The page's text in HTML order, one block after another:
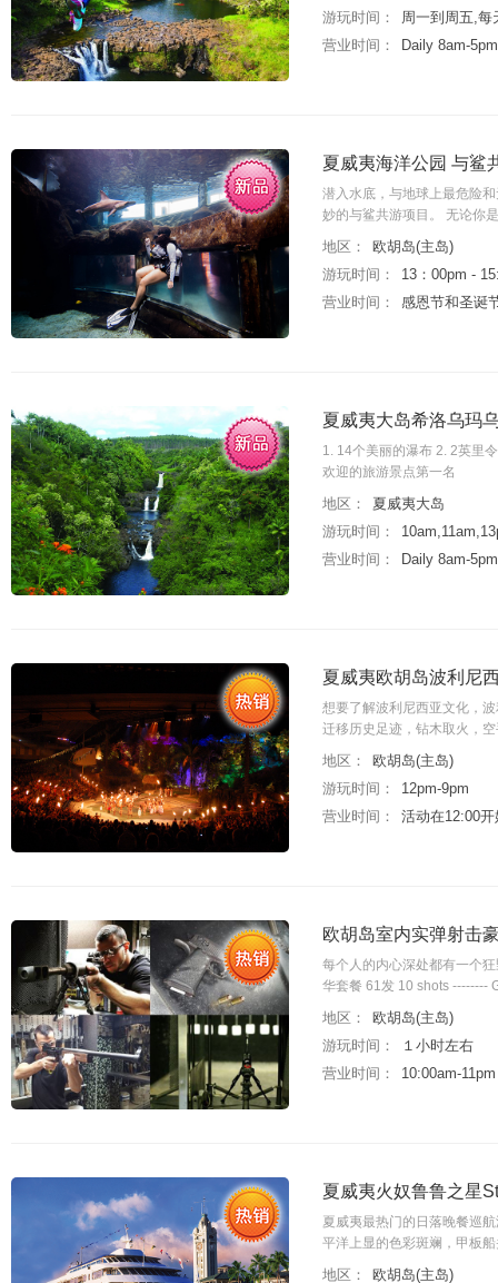
游玩时间：
周一到周五,每
营业时间：
Daily 8am-5pm
夏威夷海洋公园 与鲨
潜入水底，与地球上最危险
妙的与鲨共游项目。 无论你
地区：
欧胡岛(主岛)
游玩时间：
13：00pm -
营业时间：
感恩节和圣诞
夏威夷大岛希洛乌玛
1. 14个美丽的瀑布 2. 2英里
欢迎的旅游景点第一名
地区：
夏威夷大岛
游玩时间：
营业时间：
Daily 8am-5pm
夏威夷欧胡岛波利尼
想要了解波利尼西亚文化，
迁移历史足迹，钻木取火，
地区：
欧胡岛(主岛)
游玩时间：
12pm-9pm
营业时间：
活动在12:00
欧胡岛室内实弹射击
每个人的内心深处都有一个
华套餐 61发 10 shots --------
地区：
欧胡岛(主岛)
游玩时间：
１小时左右
营业时间：
10:00am-
夏威夷火奴鲁鲁之星
夏威夷最热门的日落晚餐巡
平洋上显的色彩斑斓，甲板
地区： 欧胡岛(主岛)